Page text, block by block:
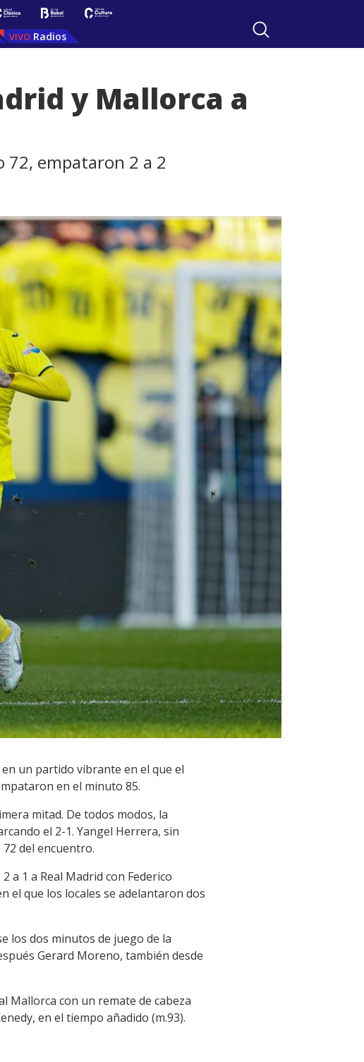
Radios
y Mallorca a
72, empataron 2 a 2
en un partido vibrante en el que el
en el minuto 85.
mitad. De todos modos, la
el 2-1. Yangel Herrera, sin
del encuentro.
a 1 a Real Madrid con Federico
el que los locales se adelantaron dos
los dos minutos de juego de la
Gerard Moreno, también desde
Mallorca con un remate de cabeza
en el tiempo añadido (m.93).